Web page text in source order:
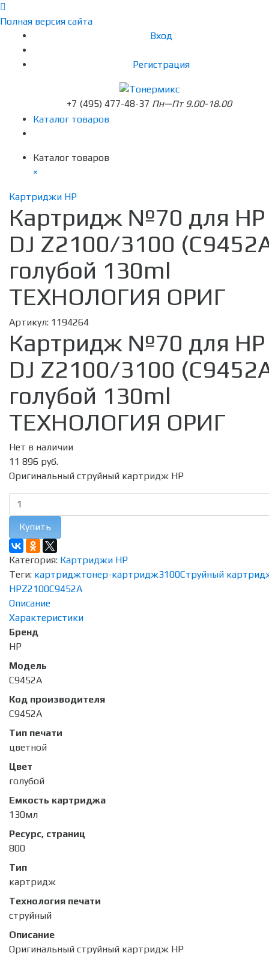
Полная версия сайта
Вход
Регистрация
+7 (495) 477-48-37 Пн—Пт 9.00-18.00
Каталог товаров
Каталог товаров
×
Картриджи HP
Картридж №70 для HP
DJ Z2100/3100
голубой 130ml
ТЕХНОЛОГИЯ ОРИГ
Артикул: 1194264
Картридж №70 для HP
DJ Z2100/3100
голубой 130ml
ТЕХНОЛОГИЯ ОРИГ
Нет в наличии
11 896 руб.
Оригинальный струйный картридж HP
Купить
Категория: Картриджи HP
Теги: картриджтонер-картридж3100Струйный
HPZ2100C9452A
Описание
Характеристики
Бренд
HP
Модель
C9452A
Код производителя
C9452A
Тип печати
цветной
Цвет
голубой
Емкость картриджа
130мл
Ресурс, страниц
800
Тип
картридж
Технология печати
струйный
Описание
Оригинальный струйный картридж HP